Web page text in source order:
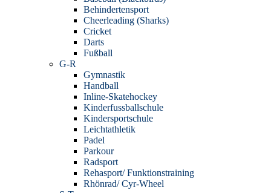
Behindertensport
Cheerleading (Sharks)
Cricket
Darts
Fußball
G-R
Gymnastik
Handball
Inline-Skatehockey
Kinderfussballschule
Kindersportschule
Leichtathletik
Padel
Parkour
Radsport
Rehasport/ Funktionstraining
Rhönrad/ Cyr-Wheel